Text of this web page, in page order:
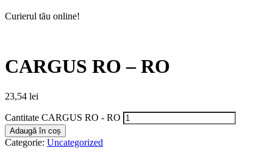
Curierul tău online!
CARGUS RO – RO
23,54 lei
Cantitate CARGUS RO - RO
Adaugă în coș
Categorie: Uncategorized